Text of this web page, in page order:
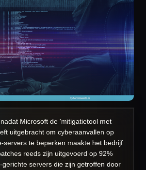
Microsoft de 'mitigatietool met
uitgebracht om cyberaanvallen op
servers te beperken maakte het bedrijf
reeds zijn uitgevoerd op 92%
gerichte servers die zijn getroffen door